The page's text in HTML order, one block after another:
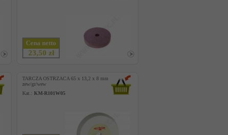
Cena netto
23,50 zł
TARCZA OSTRZACA 65 x 13,2 x 8 mm
zew/gr/wew
Kat.: KM-R101W05